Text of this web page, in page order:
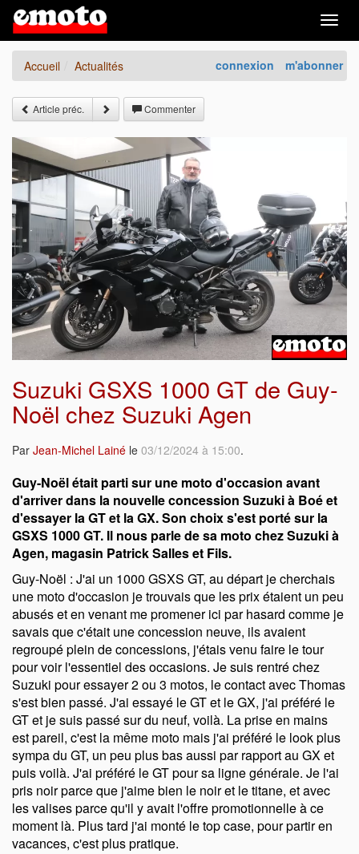
connexion m'abonner
Accueil Actualités
Article préc. Commenter
Suzuki GSXS 1000 GT de Guy-
Noël chez Suzuki Agen
Par Jean-Michel Lainé le 03/12/2024 à 15:00.
Guy-Noël était parti sur une moto d'occasion avant
d'arriver dans la nouvelle concession Suzuki à Boé et
d'essayer la GT et la GX. Son choix s'est porté sur la
GSXS 1000 GT. Il nous parle de sa moto chez Suzuki à
Agen, magasin Patrick Salles et Fils.
Guy-Noël : J'ai un 1000 GSXS GT, au départ je cherchais
une moto d'occasion je trouvais que les prix étaient un peu
abusés et en venant me promener ici par hasard comme je
savais que c'était une concession neuve, ils avaient
regroupé plein de concessions, j'étais venu faire le tour
pour voir l'essentiel des occasions. Je suis rentré chez
Suzuki pour essayer 2 ou 3 motos, le contact avec Thomas
s'est bien passé. J'ai essayé le GT et le GX, j'ai préféré le
GT et je suis passé sur du neuf, voilà. La prise en mains
est pareil, c'est la même moto mais j'ai préféré le look plus
sympa du GT, un peu plus bas aussi par rapport au GX et
puis voilà. J'ai préféré le GT pour sa ligne générale. Je l'ai
pris noir parce que j'aime bien le noir et le titane, et avec
les valises parce qu'il y avait l'offre promotionnelle à ce
moment là. Plus tard j'ai monté le top case, pour partir en
vacances, c'est plus pratique.